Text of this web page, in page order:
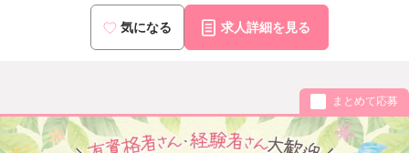
気になる 求人詳細を見る
まとめて応募